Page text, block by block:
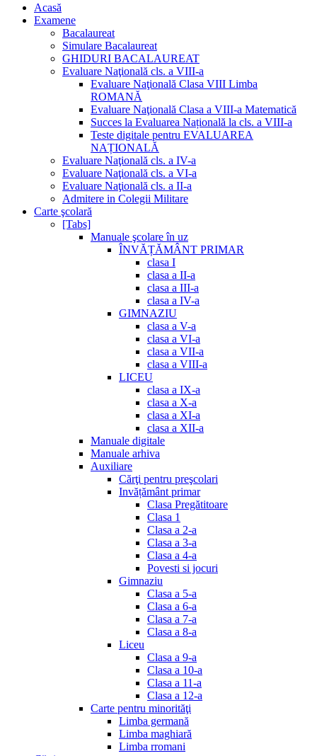
Acasă
Examene
Bacalaureat
Simulare Bacalaureat
GHIDURI BACALAUREAT
Evaluare Naţională cls. a VIII-a
Evaluare Naţională Clasa VIII Limba
ROMANĂ
Evaluare Naţională Clasa a VIII-a Matematică
Succes la Evaluarea Națională la cls. a VIII-a
Teste digitale pentru EVALUAREA
NAȚIONALĂ
Evaluare Naţională cls. a IV-a
Evaluare Naţională cls. a VI-a
Evaluare Naţională cls. a II-a
Admitere in Colegii Militare
Carte şcolară
[Tabs]
Manuale şcolare în uz
ÎNVĂȚĂMÂNT PRIMAR
clasa I
clasa a II-a
clasa a III-a
clasa a IV-a
GIMNAZIU
clasa a V-a
clasa a VI-a
clasa a VII-a
clasa a VIII-a
LICEU
clasa a IX-a
clasa a X-a
clasa a XI-a
clasa a XII-a
Manuale digitale
Manuale arhiva
Auxiliare
Cărţi pentru preşcolari
Invățământ primar
Clasa Pregătitoare
Clasa 1
Clasa a 2-a
Clasa a 3-a
Clasa a 4-a
Povesti si jocuri
Gimnaziu
Clasa a 5-a
Clasa a 6-a
Clasa a 7-a
Clasa a 8-a
Liceu
Clasa a 9-a
Clasa a 10-a
Clasa a 11-a
Clasa a 12-a
Carte pentru minorităţi
Limba germană
Limba maghiară
Limba rromani